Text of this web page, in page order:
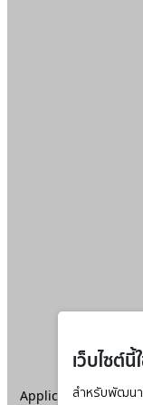
เว็บไซต์นี้
สำหรับพัฒนา
Application error: a